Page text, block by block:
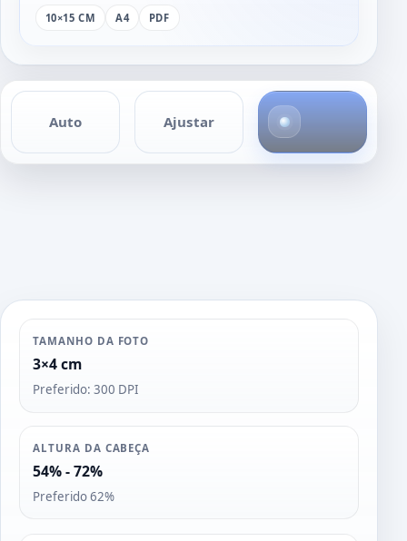
10×15 CM A4 PDF
Auto Ajustar
TAMANHO DA FOTO
3×4 cm
Preferido: 300 DPI
ALTURA DA CABEÇA
54% - 72%
Preferido 62%